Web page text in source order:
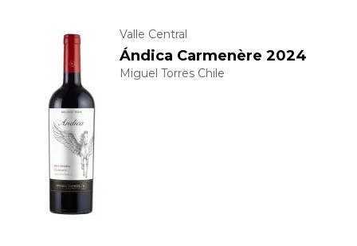
Valle Central
Ándica Carmenère 2024
Miguel Torres Chile